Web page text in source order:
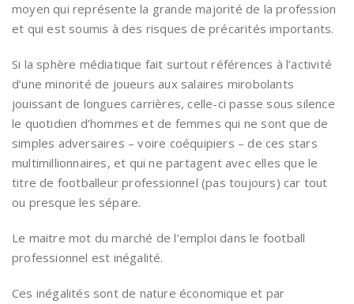
moyen qui représente la grande majorité de la profession
et qui est soumis à des risques de précarités importants.
Si la sphère médiatique fait surtout références à l’activité
d’une minorité de joueurs aux salaires mirobolants
jouissant de longues carrières, celle-ci passe sous silence
le quotidien d’hommes et de femmes qui ne sont que de
simples adversaires – voire coéquipiers – de ces stars
multimillionnaires, et qui ne partagent avec elles que le
titre de footballeur professionnel (pas toujours) car tout
ou presque les sépare.
Le maitre mot du marché de l’emploi dans le football
professionnel est inégalité.
Ces inégalités sont de nature économique et par